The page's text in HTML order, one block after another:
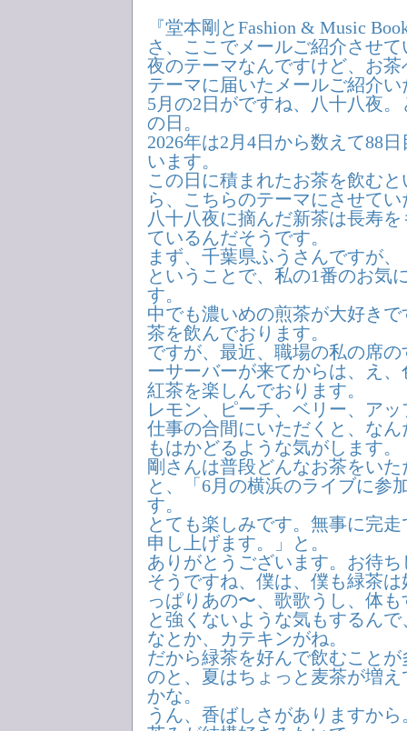
『堂本剛とFashion & Music
さ、ここでメールご紹介させ
夜のテーマなんですけど、お
テーマに届いたメールご紹介
5月の2日がですね、八十八夜
の日。
2026年は2月4日から数えて88
います。
この日に積まれたお茶を飲む
ら、こちらのテーマにさせて
八十八夜に摘んだ新茶は長寿
ているんだそうです。
まず、千葉県ふうさんですが
ということで、私の1番のお気
す。
中でも濃いめの煎茶が大好き
茶を飲んでおります。
ですが、最近、職場の私の席
ーサーバーが来てからは、え
紅茶を楽しんでおります。
レモン、ピーチ、ベリー、ア
仕事の合間にいただくと、な
もはかどるような気がします。
剛さんは普段どんなお茶をい
と、「6月の横浜のライブに参
す。
とても楽しみです。無事に完
申し上げます。」と。
ありがとうございます。お待
そうですね、僕は、僕も緑茶
っぱりあの〜、歌歌うし、体
と強くないような気もするん
なとか、カテキンがね。
だから緑茶を好んで飲むこと
のと、夏はちょっと麦茶が増
かな。
うん、香ばしさがありますか